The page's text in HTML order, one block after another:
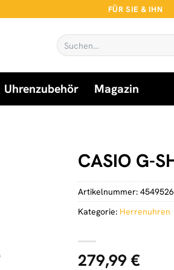
FÜR SIE & IHN
Suchen
nach:
Uhrenzubehör Magazin
CASIO G-
279,99 €
Artikelnummer:
Kategorie: Herrenuhren